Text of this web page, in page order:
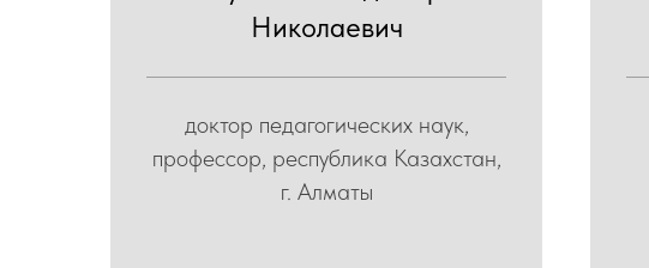
Николаевич
доктор педагогических наук,
профессор, республика Казахстан,
г. Алматы